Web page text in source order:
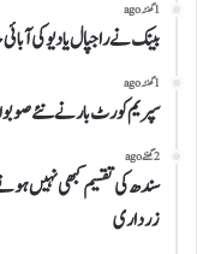
1 گھنٹہ ago
بینک نےراجپال یادیوکی
1 گھنٹہ ago
سپریم کورٹ بار نےنئے
2 گھنٹے ago
سندھ کی تقسیم کبھی نہیں
زرداری